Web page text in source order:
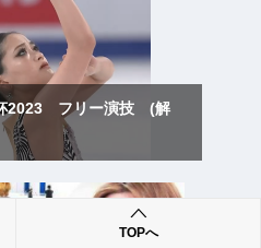
2023 フリー演技 (解
TOPへ